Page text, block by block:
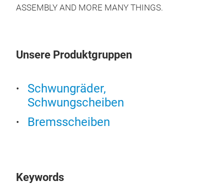
ASSEMBLY AND MORE MANY THINGS.
Unsere Produktgruppen
Schwungräder,
Schwungscheiben
Bremsscheiben
Keywords